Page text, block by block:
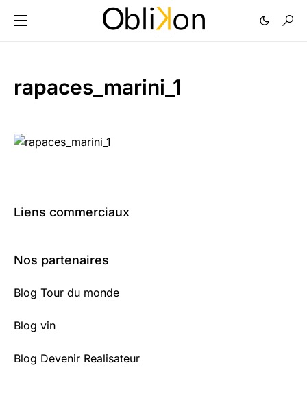
rapaces_marini_1
Liens commerciaux
Nos partenaires
Blog Tour du monde
Blog vin
Blog Devenir Realisateur